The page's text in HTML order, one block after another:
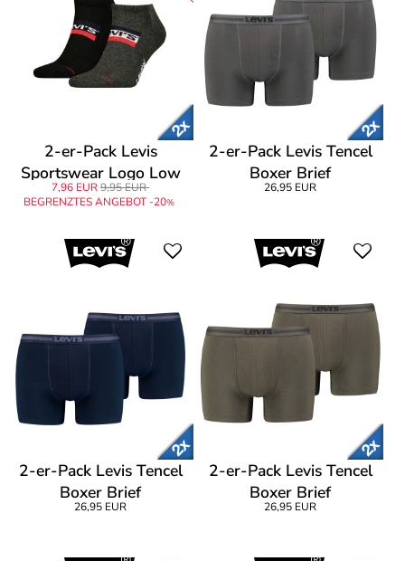
2-er-Pack Levis
Sportswear Logo Low
Cut Sock
7,96 EUR9,95 EUR
BEGRENZTES ANGEBOT -20%
2-er-Pack Levis Tencel
Boxer Brief
26,95 EUR
2-er-Pack Levis Tencel
Boxer Brief
26,95 EUR
2-er-Pack Levis Tencel
Boxer Brief
26,95 EUR